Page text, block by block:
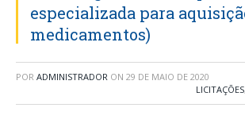
especializada para
medicamentos)
POR ADMINISTRADOR ON 29 DE MAIO DE 2020
LICITAÇÕES